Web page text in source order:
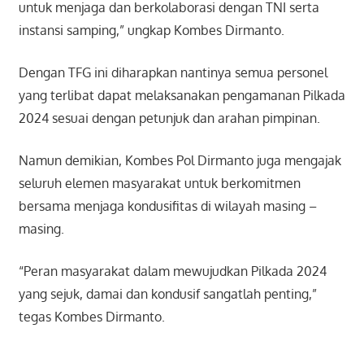
untuk menjaga dan berkolaborasi dengan TNI serta
instansi samping,” ungkap Kombes Dirmanto.
Dengan TFG ini diharapkan nantinya semua personel
yang terlibat dapat melaksanakan pengamanan Pilkada
2024 sesuai dengan petunjuk dan arahan pimpinan.
Namun demikian, Kombes Pol Dirmanto juga mengajak
seluruh elemen masyarakat untuk berkomitmen
bersama menjaga kondusifitas di wilayah masing –
masing.
“Peran masyarakat dalam mewujudkan Pilkada 2024
yang sejuk, damai dan kondusif sangatlah penting,”
tegas Kombes Dirmanto.